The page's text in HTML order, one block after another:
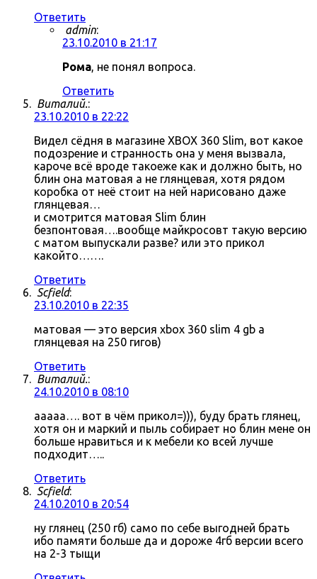
Ответить
admin:
23.10.2010 в 21:17
Рома, не понял вопроса.
Ответить
Виталий.:
23.10.2010 в 22:22
Видел сёдня в магазине XBOX 360 Slim, вот какое
подозрение и странность она у меня вызвала,
кароче всё вроде такоеже как и должно быть, но
блин она матовая а не глянцевая, хотя рядом
коробка от неё стоит на ней нарисовано даже
глянцевая…
и смотрится матовая Slim блин
безпонтовая….вообще майкросовт такую версию
с матом выпускали разве? или это прикол
какойто…….
Ответить
Scfield:
23.10.2010 в 22:35
матовая — это версия xbox 360 slim 4 gb а
глянцевая на 250 гигов)
Ответить
Виталий.:
24.10.2010 в 08:10
ааааа…. вот в чём прикол=))), буду брать глянец,
хотя он и маркий и пыль собирает но блин мене он
больше нравиться и к мебели ко всей лучше
подходит…..
Ответить
Scfield:
24.10.2010 в 20:54
ну глянец (250 гб) само по себе выгодней брать
ибо памяти больше да и дороже 4гб версии всего
на 2-3 тыщи